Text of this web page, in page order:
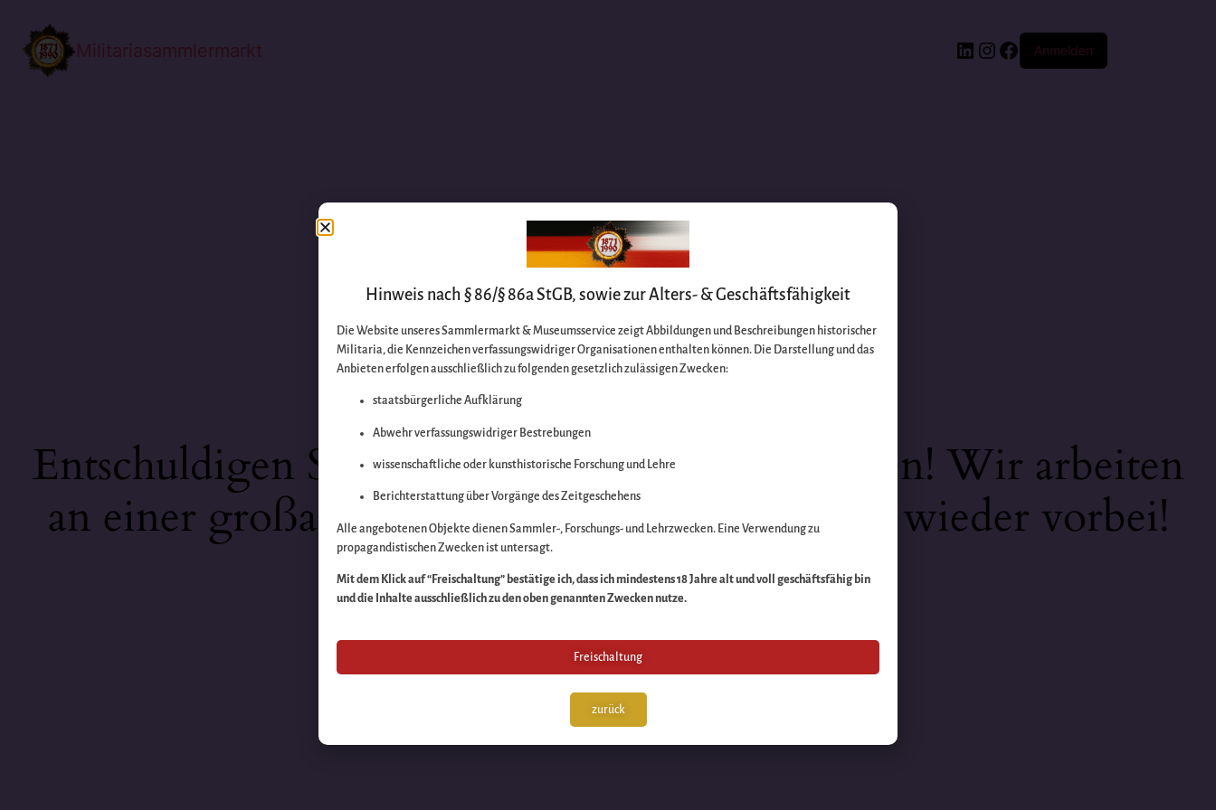
Militariasammlermarkt Anmelden
Entschuldigen Sie bitte die Unannehmlichkeiten! Wir arbeiten
an einer großartigen Sache – schauen Sie bald wieder vorbei!
Hinweis nach § 86/§ 86a StGB, sowie zur Alters- & Geschäftsfähigkeit
Die Website unseres Sammlermarkt & Museumsservice zeigt Abbildungen und Beschreibungen historischer
Militaria, die Kennzeichen verfassungswidriger Organisationen enthalten können. Die Darstellung und das
Anbieten erfolgen ausschließlich zu folgenden gesetzlich zulässigen Zwecken:
staatsbürgerliche Aufklärung
Abwehr verfassungswidriger Bestrebungen
wissenschaftliche oder kunsthistorische Forschung und Lehre
Berichterstattung über Vorgänge des Zeitgeschehens
Alle angebotenen Objekte dienen Sammler-, Forschungs- und Lehrzwecken. Eine Verwendung zu
propagandistischen Zwecken ist untersagt.
Mit dem Klick auf “Freischaltung” bestätige ich, dass ich mindestens 18 Jahre alt und voll geschäftsfähig bin
und die Inhalte ausschließlich zu den oben genannten Zwecken nutze.
Freischaltung
zurück